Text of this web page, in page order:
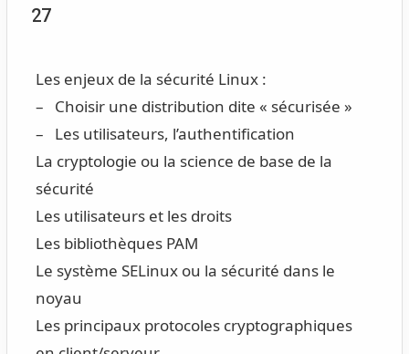
27
Les enjeux de la sécurité Linux :
– Choisir une distribution dite « sécurisée »
– Les utilisateurs, l’authentification
La cryptologie ou la science de base de la
sécurité
Les utilisateurs et les droits
Les bibliothèques PAM
Le système SELinux ou la sécurité dans le
noyau
Les principaux protocoles cryptographiques